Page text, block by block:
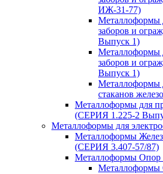
ИЖ-31-77)
Металлоформы
заборов и
Выпуск 1)
Металлоформы
заборов и
Выпуск 1)
Металлоформы
стаканов
Металлоформы для
(СЕРИЯ 1.225-2
Металлоформы для
Металлоформы
(СЕРИЯ 3.407-57/87)
Металлоформы Опор
Металлоформы